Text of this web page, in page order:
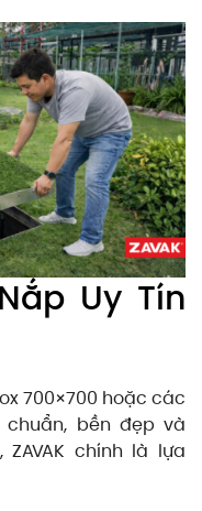
Uy Tín
700×700 hoặc các
bền đẹp và
chính là lựa